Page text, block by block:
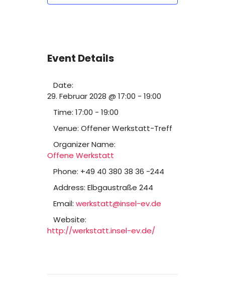
Event Details
Date:
29. Februar 2028 @ 17:00 - 19:00
Time: 17:00 - 19:00
Venue: Offener Werkstatt-Treff
Organizer Name:
Offene Werkstatt
Phone: +49 40 380 38 36 -244
Address: Elbgaustraße 244
Email: werkstatt@insel-ev.de
Website:
http://werkstatt.insel-ev.de/